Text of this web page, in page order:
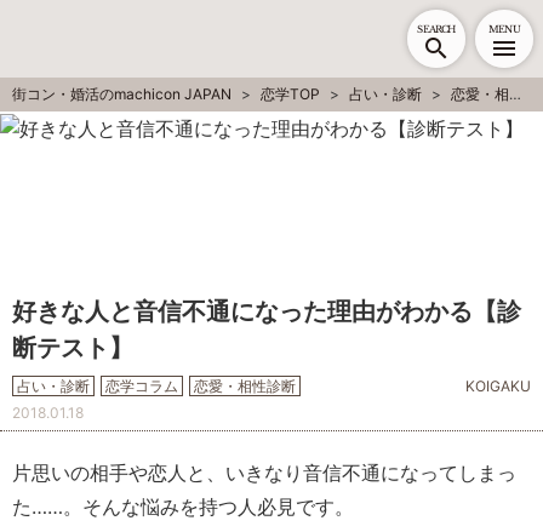
SEARCH MENU
街コン・婚活のmachicon JAPAN 恋学TOP 占い・診断 恋愛・相性診断
好きな人と音信不通になった理由がわかる【診
断テスト】
占い・診断 恋学コラム 恋愛・相性診断
KOIGAKU
2018.01.18
片思いの相手や恋人と、いきなり音信不通になってしまっ
た……。そんな悩みを持つ人必見です。